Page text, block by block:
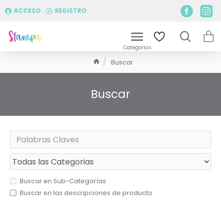
ACCESO REGISTRO
Buscar
Buscar
Buscar en Sub-Categorías
Buscar en las descripciones de producto